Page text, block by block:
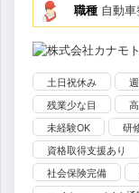
職種 自動
土日祝休み
残業少な目
未経験OK
研
資格取得支援あり
社会保険完備